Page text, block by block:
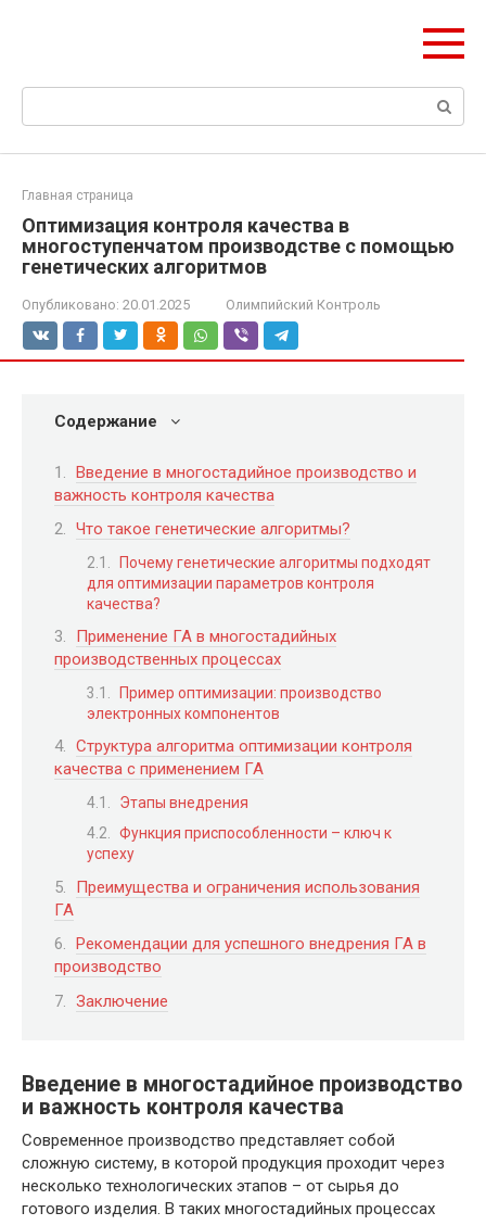
Поиск:
Главная страница
Оптимизация контроля качества в
многоступенчатом производстве с помощью
генетических алгоритмов
Опубликовано: 20.01.2025 Олимпийский Контроль
Содержание
Введение в многостадийное производство и
важность контроля качества
Что такое генетические алгоритмы?
Почему генетические алгоритмы подходят
для оптимизации параметров контроля
качества?
Применение ГА в многостадийных
производственных процессах
Пример оптимизации: производство
электронных компонентов
Структура алгоритма оптимизации контроля
качества с применением ГА
Этапы внедрения
Функция приспособленности – ключ к
успеху
Преимущества и ограничения использования
ГА
Рекомендации для успешного внедрения ГА в
производство
Заключение
Введение в многостадийное производство
и важность контроля качества
Современное производство представляет собой
сложную систему, в которой продукция проходит через
несколько технологических этапов – от сырья до
готового изделия. В таких многостадийных процессах